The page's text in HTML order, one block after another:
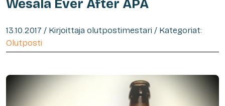
Wesala Ever After APA
13.10.2017 / Kirjoittaja olutpostimestari / Kategoriat:
Olutposti